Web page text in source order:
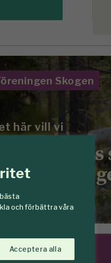
och förbättra våra
Acceptera alla
Skogen
här vill vi
som